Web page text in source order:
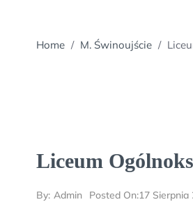
Home / M. Świnoujście /
Liceum
By: Admin Posted On:17 Sierpnia